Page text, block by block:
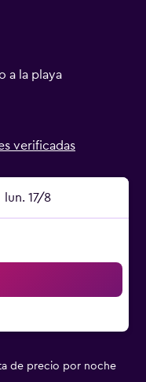
a la playa
verificadas
lun. 17/8
de precio por noche